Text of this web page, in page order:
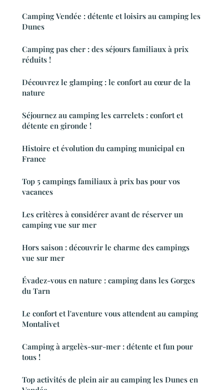
Camping Vendée : détente et loisirs au camping les
Dunes
Camping pas cher : des séjours familiaux à prix
réduits !
Découvrez le glamping : le confort au cœur de la
nature
Séjournez au camping les carrelets : confort et
détente en gironde !
Histoire et évolution du camping municipal en
France
Top 5 campings familiaux à prix bas pour vos
vacances
Les critères à considérer avant de réserver un
camping vue sur mer
Hors saison : découvrir le charme des campings
vue sur mer
Évadez-vous en nature : camping dans les Gorges
du Tarn
Le confort et l'aventure vous attendent au camping
Montalivet
Camping à argelès-sur-mer : détente et fun pour
tous !
Top activités de plein air au camping les Dunes en